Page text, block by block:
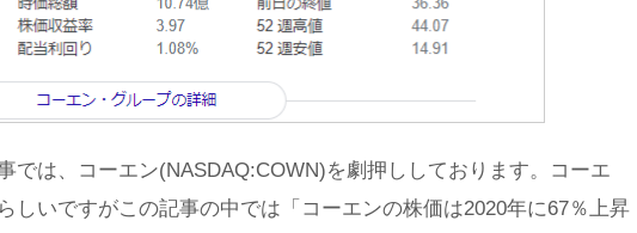
では、コーエン(NASDAQ:COWN)を劇押ししております。コーエ
しいですがこの記事の中では「コーエンの株価は2020年に67％上昇